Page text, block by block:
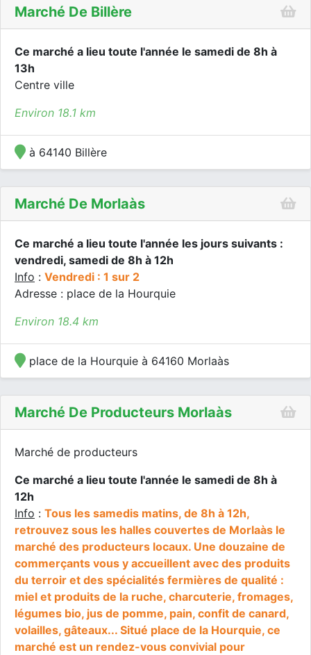
Marché De Billère
Ce marché a lieu toute l'année le samedi de 8h à
13h
Centre ville
Environ 18.1 km
à 64140 Billère
Marché De Morlaàs
Ce marché a lieu toute l'année les jours suivants :
vendredi, samedi de 8h à 12h
Info : Vendredi : 1 sur 2
Adresse : place de la Hourquie
Environ 18.4 km
place de la Hourquie à 64160 Morlaàs
Marché De Producteurs Morlaàs
Marché de producteurs
Ce marché a lieu toute l'année le samedi de 8h à
12h
Info : Tous les samedis matins, de 8h à 12h,
retrouvez sous les halles couvertes de Morlaàs le
marché des producteurs locaux. Une douzaine de
commerçants vous y accueillent avec des produits
du terroir et des spécialités fermières de qualité :
miel et produits de la ruche, charcuterie, fromages,
légumes bio, jus de pomme, pain, confit de canard,
volailles, gâteaux... Situé place de la Hourquie, ce
marché est un rendez-vous convivial pour